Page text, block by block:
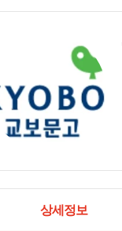
상세정보